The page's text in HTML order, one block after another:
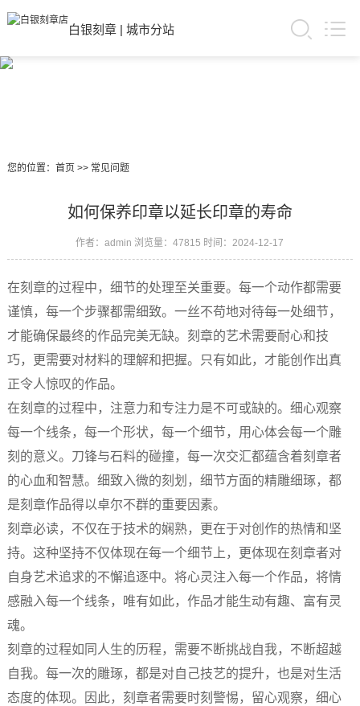
白银刻章| 城市分站
您的位置： 首页 >> 常见问题
如何保养印章以延长印章的寿命
作者：admin 浏览量：47815 时间：2024-12-17
在刻章的过程中，细节的处理至关重要。每一个动作都需要
谨慎，每一个步骤都需细致。一丝不苟地对待每一处细节，
才能确保最终的作品完美无缺。刻章的艺术需要耐心和技
巧，更需要对材料的理解和把握。只有如此，才能创作出真
正令人惊叹的作品。
在刻章的过程中，注意力和专注力是不可或缺的。细心观察
每一个线条，每一个形状，每一个细节，用心体会每一个雕
刻的意义。刀锋与石料的碰撞，每一次交汇都蕴含着刻章者
的心血和智慧。细致入微的刻划，细节方面的精雕细琢，都
是刻章作品得以卓尔不群的重要因素。
刻章必读，不仅在于技术的娴熟，更在于对创作的热情和坚
持。这种坚持不仅体现在每一个细节上，更体现在刻章者对
自身艺术追求的不懈追逐中。将心灵注入每一个作品，将情
感融入每一个线条，唯有如此，作品才能生动有趣、富有灵
魂。
刻章的过程如同人生的历程，需要不断挑战自我，不断超越
自我。每一次的雕琢，都是对自己技艺的提升，也是对生活
态度的体现。因此，刻章者需要时刻警惕，留心观察，细心